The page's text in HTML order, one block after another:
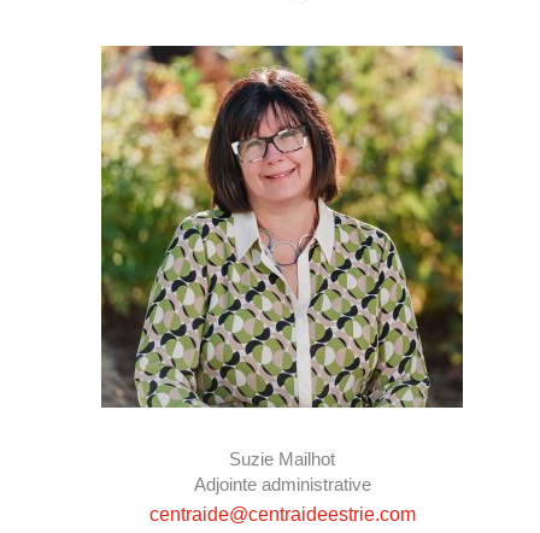
Suzie Mailhot
Adjointe administrative
centraide@centraideestrie.com